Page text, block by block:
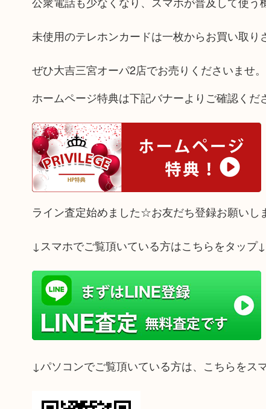
未使用のテレホンカードは一枚からお買い取り
ぜひ大吉三宮オーパ2店でお売りくださいませ。
ホームページ特典は下記バナーよりご確認くだ
ライン査定始めました☆お友だち登録お願い
↓スマホでご覧頂いている方はこちらをタップ↓
↓パソコンでご覧頂いている方は、こちらをス